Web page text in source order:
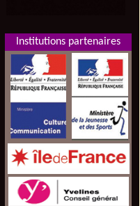
Institutions partenaires